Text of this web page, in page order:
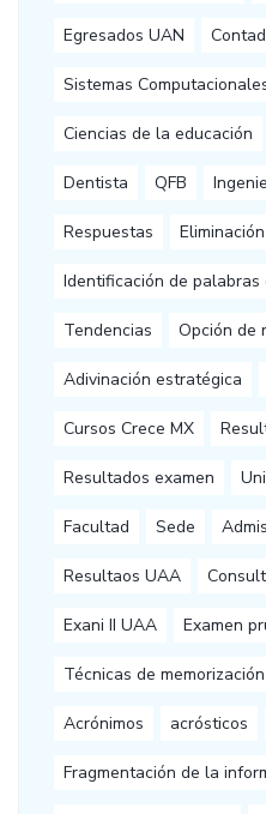
Egresados UAN
Sistemas
Ciencias de la educación
Dentista QFB
Respuestas
Identificación de palabras
Tendencias Opción de
Adivinación estratégica
Cursos Crece MX
Resultados examen
Facultad Sede
Resultaos UAA
Exani II UAA Examen
Técnicas de memorización
Acrónimos acrósticos
Fragmentación de la